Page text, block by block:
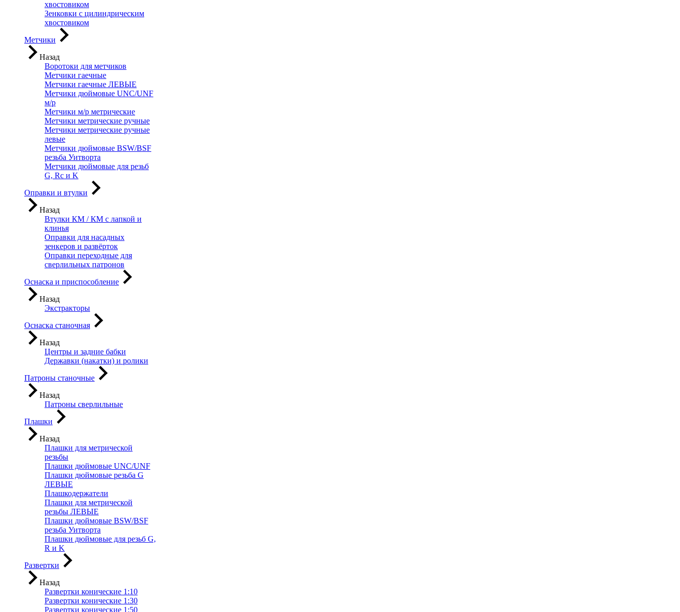
хвостовиком
Зенковки с цилиндрическим
хвостовиком
Метчики
Назад
Воротоки для метчиков
Метчики гаечные
Метчики гаечные ЛЕВЫЕ
Метчики дюймовые UNC/UNF
м/р
Метчики м/р метрические
Метчики метрические ручные
Метчики метрические ручные
левые
Метчики дюймовые BSW/BSF
резьба Уитворта
Метчики дюймовые для резьб
G, Rc и K
Оправки и втулки
Назад
Втулки КМ / КМ с лапкой и
клинья
Оправки для насадных
зенкеров и развёрток
Оправки переходные для
сверлильных патронов
Оснаска и приспособление
Назад
Экстракторы
Оснаска станочная
Назад
Центры и задние бабки
Державки (накатки) и ролики
Патроны станочные
Назад
Патроны сверлильные
Плашки
Назад
Плашки для метрической
резьбы
Плашки дюймовые UNC/UNF
Плашки дюймовые резьба G
ЛЕВЫЕ
Плашкодержатели
Плашки для метрической
резьбы ЛЕВЫЕ
Плашки дюймовые BSW/BSF
резьба Уитворта
Плашки дюймовые для резьб G,
R и K
Развертки
Назад
Развертки конические 1:10
Развертки конические 1:30
Развертки конические 1:50